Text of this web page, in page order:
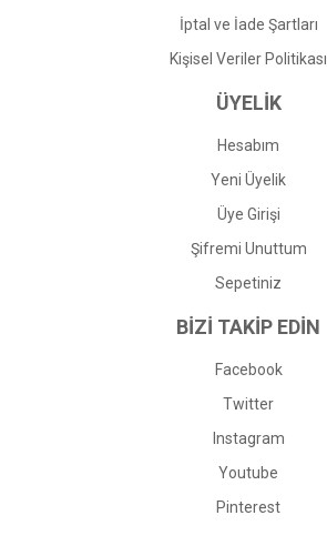
İptal ve İade Şartları
Kişisel Veriler Politikası
ÜYELİK
Hesabım
Yeni Üyelik
Üye Girişi
Şifremi Unuttum
Sepetiniz
BİZİ TAKİP EDİN
Facebook
Twitter
Instagram
Youtube
Pinterest